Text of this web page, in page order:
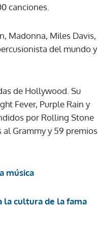
canciones.
Madonna, Miles Davis,
del mundo y
de Hollywood. Su
Fever, Purple Rain y
por Rolling Stone
al Grammy y 59 premios
música
la cultura de la fama